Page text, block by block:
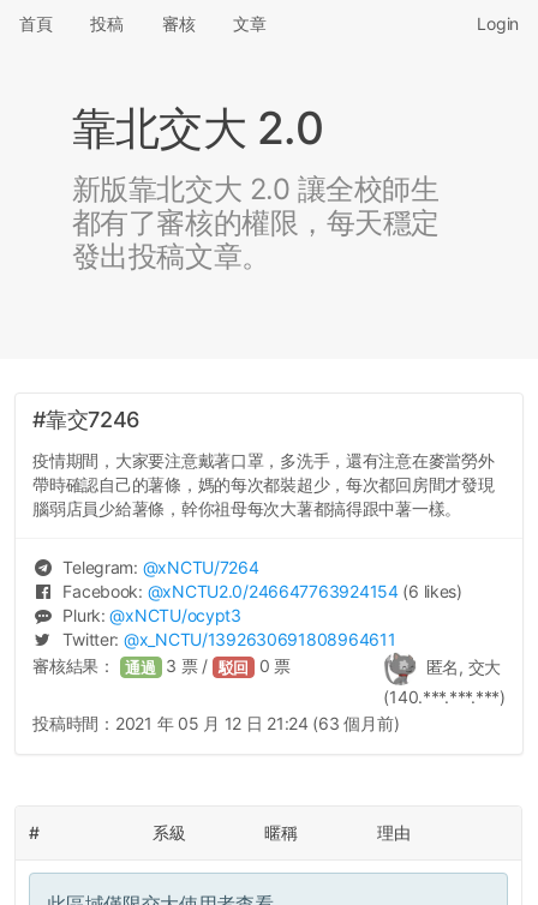
首頁 投稿 審核 文章 Login
靠北交大 2.0
新版靠北交大 2.0 讓全校師生
都有了審核的權限，每天穩定
發出投稿文章。
#靠交7246
疫情期間，大家要注意戴著口罩，多洗手，還有注意在麥當勞外
帶時確認自己的薯條，媽的每次都裝超少，每次都回房間才發現
腦弱店員少給薯條，幹你祖母每次大薯都搞得跟中薯一樣。
Telegram: @xNCTU/7264
Facebook: @xNCTU2.0/246647763924154 (6 likes)
Plurk:@xNCTU/ocypt3
Twitter: @x_NCTU/1392630691808964611
匿名, 交大
(140.***.***.***)
審核結果： 通過 3 票 / 駁回 0 票
投稿時間： 2021 年 05 月 12 日 21:24 (63 個月前)
# 系級 暱稱 理由